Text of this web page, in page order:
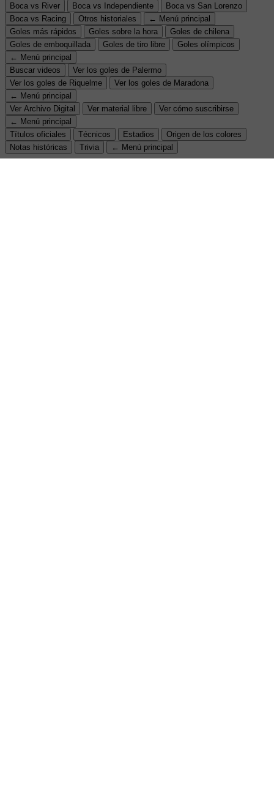
Boca vs River
Boca vs Independiente
Boca vs San Lorenzo
Boca vs Racing
Otros historiales
← Menú principal
Goles más rápidos
Goles sobre la hora
Goles de chilena
Goles de emboquillada
Goles de tiro libre
Goles olímpicos
← Menú principal
Buscar videos
Ver los goles de Palermo
Ver los goles de Riquelme
Ver los goles de Maradona
← Menú principal
Ver Archivo Digital
Ver material libre
Ver cómo suscribirse
← Menú principal
Títulos oficiales
Técnicos Estadios
Origen de los colores
Notas históricas
Trivia ← Menú principal